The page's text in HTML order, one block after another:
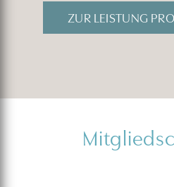
ZUR LEISTUNG